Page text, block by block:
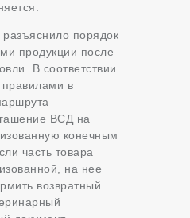
порядок
продукции после
В соответствии
в
ВСД на
конечным
часть товара
на нее
возвратный